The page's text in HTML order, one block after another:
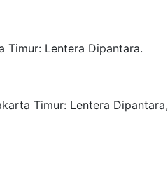
Timur: Lentera Dipantara.
Timur: Lentera Dipantara,